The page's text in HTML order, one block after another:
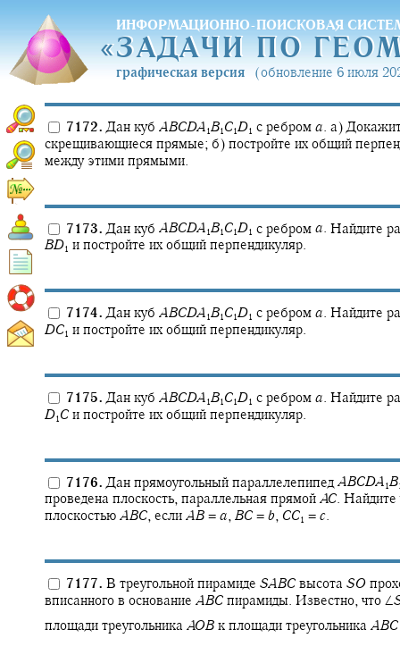
ИНФОРМАЦИОННО-ПОИСКОВАЯ
«ЗАДАЧИ ПО
«ЗАДАЧИ ПО
графическая версия (обновление 6 июля
7172. Дан куб ABCDA 1B1 C1D1 с ребром a. а)
скрещивающиеся прямые; б) постройте их общий
между этими прямыми.
7173. Дан куб ABCDA 1B1 C1D1 с ребром a. Найдите
BD1 и постройте их общий перпендикуляр.
7174. Дан куб ABCDA 1B1 C1D1 с ребром a. Найдите
DC1 и постройте их общий перпендикуляр.
7175. Дан куб ABCDA 1B1 C1D1 с ребром a. Найдите
D1 C и постройте их общий перпендикуляр.
7176. Дан прямоугольный параллелепипед ABCDA 1B
проведена плоскость, параллельная прямой AC. Найдите
плоскостью ABC, если AB = a, BC = b, CC1 = c.
7177. В треугольной пирамиде SABC высота SO
вписанного в основание ABC пирамиды. Известно, что ∠
площади треугольника AOB к площади треугольника ABC